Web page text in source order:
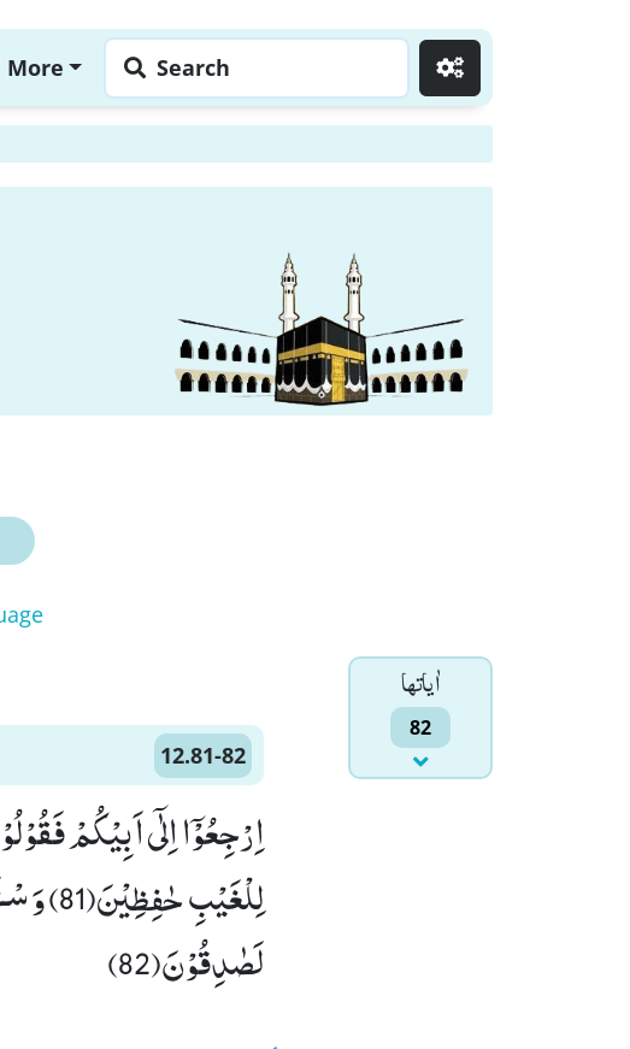
More Search
اٰياتها
82
12.81-82
اِرْجِعُوْۤا اِلٰۤى اَبِیْكُمْ
لَصٰدِقُوْنَ(82)